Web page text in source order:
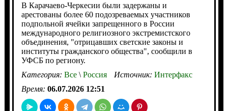
В Карачаево-Черкесии были задержаны и
арестованы более 60 подозреваемых участников
подпольной ячейки запрещенного в России
международного религиозного экстремистского
объединения, "отрицавших светские законы и
институты гражданского общества", сообщили в
УФСБ по региону.
Категория: Все\Россия Источник: Интерфакс
Время: 06.07.2026 12:51